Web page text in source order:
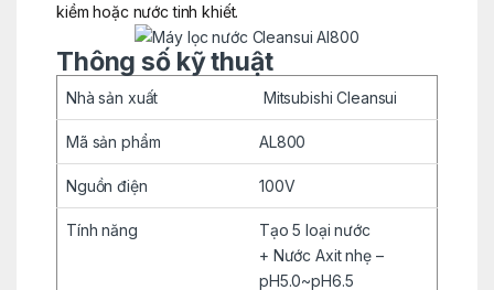
kiềm hoặc nước tinh khiết.
Thông số kỹ thuật
Nhà sản xuất Mitsubishi Cleansui
Mã sản phẩm AL800
Nguồn điện 100V
Tính năng
Tạo 5 loại nước
+ Nước Axit nhẹ –
pH5.0~pH6.5